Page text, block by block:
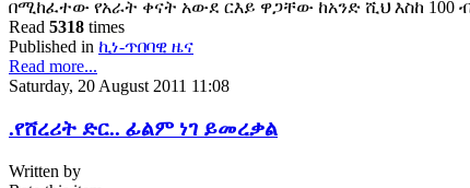
በሚከፈተው የአራት ቀናት አውደ ርእይ ዋጋቸው ከአንድ ሺህ እስከ 100
Read 5318 times
Published in ኪነ-ጥበባዊ ዜና
Read more...
Saturday, 20 August 2011 11:08
.የሸረሪት ድር.. ፊልም ነገ ይመረቃል
Written by